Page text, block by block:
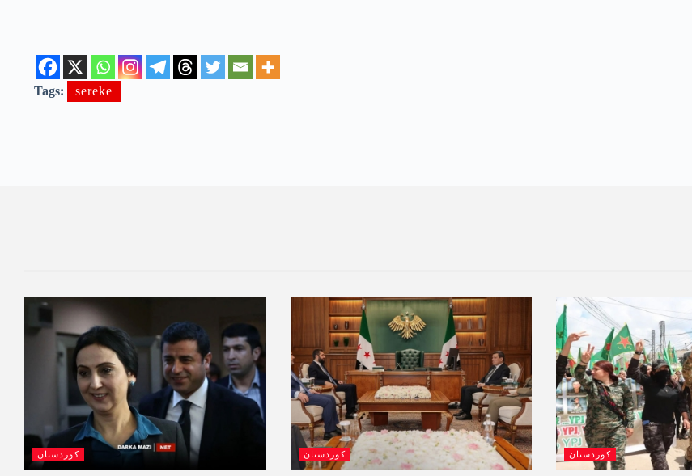
Tags: sereke
کوردستان کوردستان کوردستان